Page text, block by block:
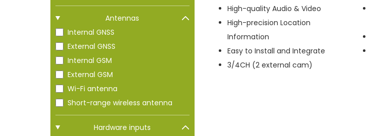
High-quality Audio & Video
High-precision Location
Information
Easy to Install and Integrate
3/4CH (2 external cam)
Antennas
Internal GNSS
External GNSS
Internal GSM
External GSM
Wi-Fi antenna
Short-range wireless antenna
Hardware inputs